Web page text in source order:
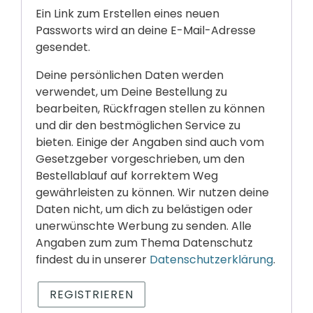
o
r
e
r
l
i
c
h
Ein Link zum Erstellen eines neuen
Passworts wird an deine E-Mail-Adresse
gesendet.
Deine persönlichen Daten werden
verwendet, um Deine Bestellung zu
bearbeiten, Rückfragen stellen zu können
und dir den bestmöglichen Service zu
bieten. Einige der Angaben sind auch vom
Gesetzgeber vorgeschrieben, um den
Bestellablauf auf korrektem Weg
gewährleisten zu können. Wir nutzen deine
Daten nicht, um dich zu belästigen oder
unerwünschte Werbung zu senden. Alle
Angaben zum zum Thema Datenschutz
findest du in unserer Datenschutzerklärung.
REGISTRIEREN